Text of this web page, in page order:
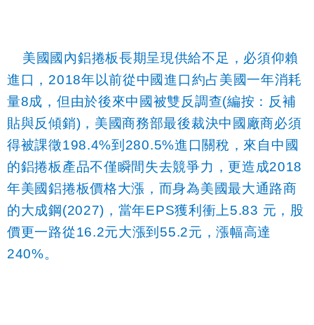
美國國內鋁捲板長期呈現供給不足，必須仰賴
進口， 2018年以前從中國進口約占美國一年消耗
量8成，但由於後來中國被雙反調查(編按：反補
貼與反傾銷) ，美國商務部最後裁決中國廠商必須
得被課徵198.4%到 280.5%進口關稅，來自中國
的鋁捲板產品不僅瞬間失去競爭力，更造成2018
年美國鋁捲板價格大漲，而身為美國最大通路商
的大成鋼(2027) ，當年EPS獲利衝上5.83 元，股
價更一路從16.2元大漲到 55.2元，漲幅高達
240%。